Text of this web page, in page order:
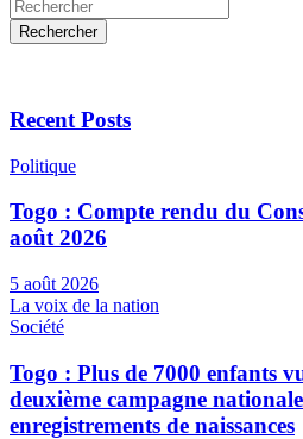
Rechercher
Recent Posts
Politique
Togo : Compte rendu du
août 2026
5 août 2026
La voix de la nation
Société
Togo : Plus de 7000 enfants
deuxième campagne
enregistrements de naissances